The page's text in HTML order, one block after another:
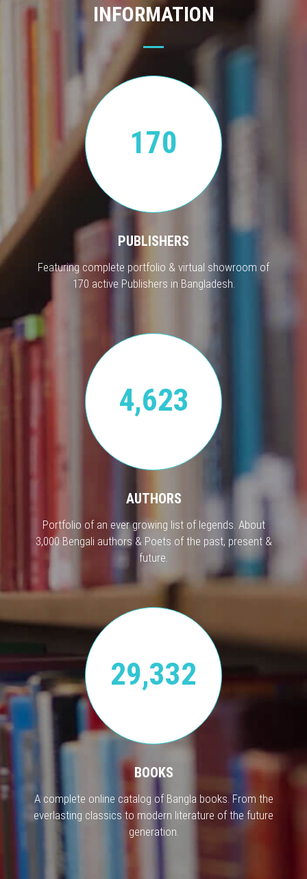
INFORMATION
170
PUBLISHERS
Featuring complete portfolio & virtual showroom of
170 active Publishers in Bangladesh.
4,623
AUTHORS
Portfolio of an ever growing list of legends. About
3,000 Bengali authors & Poets of the past, present &
future.
29,332
BOOKS
A complete online catalog of Bangla books. From the
everlasting classics to modern literature of the future
generation.